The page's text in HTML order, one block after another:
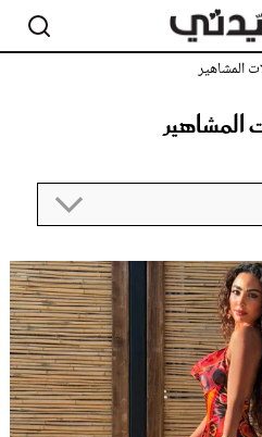
المشاهير
المشاهير